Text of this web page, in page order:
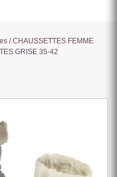
/ CHAUSSETTES FEMME
GRISE 35-42